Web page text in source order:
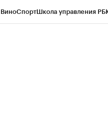
СпортШкола управления